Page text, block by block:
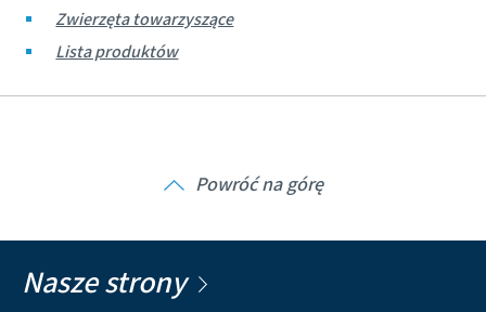
Zwierzęta towarzyszące
Lista produktów
Powróć na górę
Nasze strony